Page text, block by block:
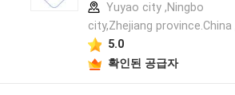
Yuyao city ,Ningbo
city,Zhejiang province.China
5.0
확인된 공급자